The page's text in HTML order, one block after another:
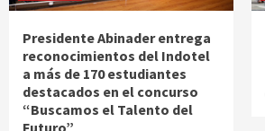
Presidente Abinader entrega
reconocimientos del Indotel
a más de 170 estudiantes
destacados en el concurso
“Buscamos el Talento del
Futuro”